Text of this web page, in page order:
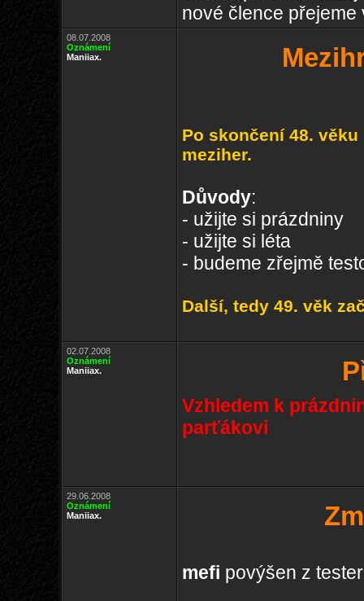
nové člence
08.07.2008
Oznámení
Maniiax.
Po skončení 48.
meziher.
Důvody:
- užijte si prázdniny
- užijte si léta
- budeme zřejmě
Další, tedy 49. věk
02.07.2008
Oznámení
Maniiax.
Vzhledem k
parťákovi
29.06.2008
Oznámení
Maniiax.
mefi povýšen z